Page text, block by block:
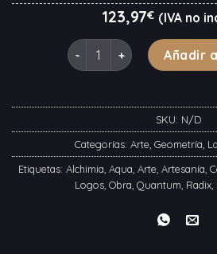
123,97€ (IVA no
AtoM cantidad Añadir
SKU: N/D
Categorías: Arte Geometría
Etiquetas: Alchimia Aqua Arte Artesanía
Logos, Obra Quantum Radix,